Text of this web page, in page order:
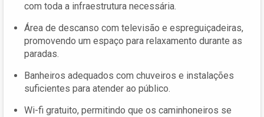
com toda a infraestrutura necessária.
Área de descanso com televisão e espreguiçadeiras,
promovendo um espaço para relaxamento durante as
paradas.
Banheiros adequados com chuveiros e instalações
suficientes para atender ao público.
Wi-fi gratuito, permitindo que os caminhoneiros se